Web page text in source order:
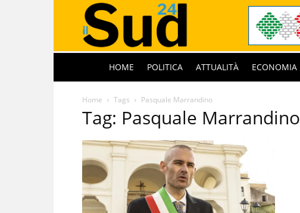
HOME POLITICA ATTUALITÀ ECONOMIA
Home Tags Pasquale Marrandino
Tag: Pasquale Marrandino